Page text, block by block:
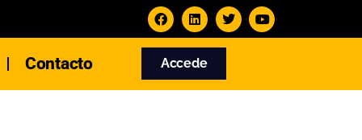
Contacto Accede